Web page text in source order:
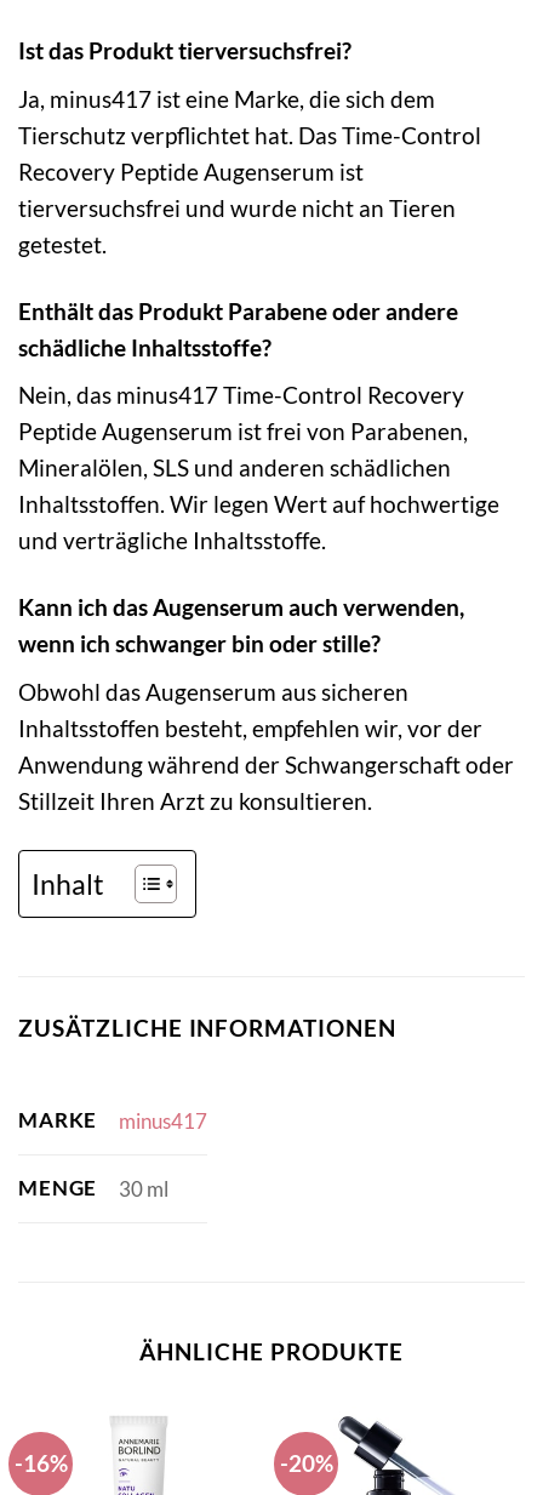
Ist das Produkt tierversuchsfrei?
Ja, minus417 ist eine Marke, die sich dem
Tierschutz verpflichtet hat. Das Time-Control
Recovery Peptide Augenserum ist
tierversuchsfrei und wurde nicht an Tieren
getestet.
Enthält das Produkt Parabene oder andere
schädliche Inhaltsstoffe?
Nein, das minus417 Time-Control Recovery
Peptide Augenserum ist frei von Parabenen,
Mineralölen, SLS und anderen schädlichen
Inhaltsstoffen. Wir legen Wert auf hochwertige
und verträgliche Inhaltsstoffe.
Kann ich das Augenserum auch verwenden,
wenn ich schwanger bin oder stille?
Obwohl das Augenserum aus sicheren
Inhaltsstoffen besteht, empfehlen wir, vor der
Anwendung während der Schwangerschaft oder
Stillzeit Ihren Arzt zu konsultieren.
Inhalt
ZUSÄTZLICHE INFORMATIONEN
MARKE minus417
MENGE 30 ml
ÄHNLICHE PRODUKTE
-16% -20%